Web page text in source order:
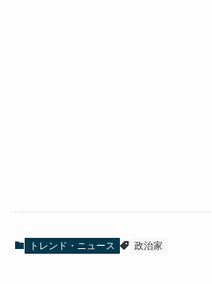
トレンド・ニュース 政治家